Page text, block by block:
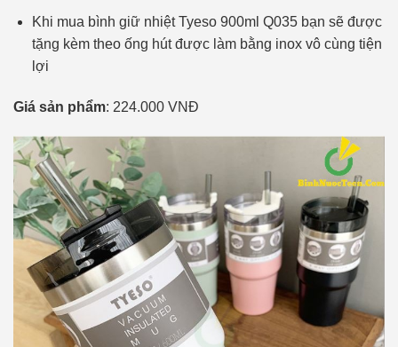
Khi mua bình giữ nhiệt Tyeso 900ml Q035 bạn sẽ được
tặng kèm theo ống hút được làm bằng inox vô cùng tiện
lợi
Giá sản phẩm: 224.000 VNĐ